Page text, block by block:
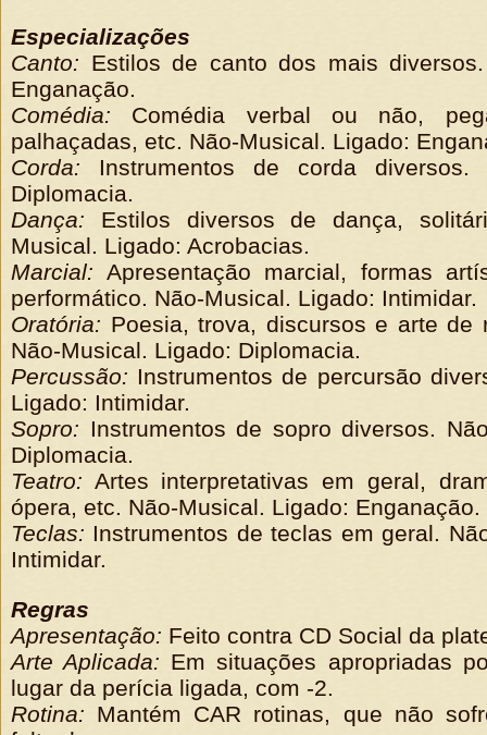
Especializações
Canto: Estilos de canto dos mais
Enganação.
Comédia: Comédia verbal ou não,
palhaçadas, etc. Não-Musical. Ligado:
Corda: Instrumentos de corda diversos.
Diplomacia.
Dança: Estilos diversos de dança,
Musical. Ligado: Acrobacias.
Marcial: Apresentação marcial, formas
performático. Não-Musical. Ligado: Intimidar.
Oratória: Poesia, trova, discursos e arte de
Não-Musical. Ligado: Diplomacia.
Percussão: Instrumentos de percursão
Ligado: Intimidar.
Sopro: Instrumentos de sopro diversos.
Diplomacia.
Teatro: Artes interpretativas em geral,
ópera, etc. Não-Musical. Ligado: Enganação.
Teclas: Instrumentos de teclas em geral.
Intimidar.
Regras
Apresentação: Feito contra CD Social da
Arte Aplicada: Em situações apropriadas
lugar da perícia ligada, com -2.
Rotina: Mantém CAR rotinas, que não